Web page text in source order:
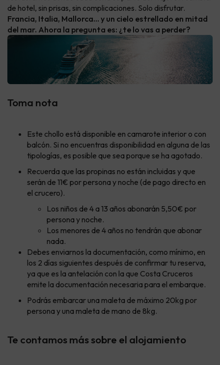
de hotel, sin prisas, sin complicaciones. Solo disfrutar.
Francia, Italia, Mallorca… y un cielo estrellado en mitad
del mar. Ahora la pregunta es: ¿te lo vas a perder?
Toma nota
Este chollo está disponible en camarote interior o con
balcón. Si no encuentras disponibilidad en alguna de las
tipologías, es posible que sea porque se ha agotado.
Recuerda que las propinas no están incluidas y que
serán de 11€ por persona y noche (de pago directo en
el crucero).
Los niños de 4 a 13 años abonarán 5,50€ por
persona y noche.
Los menores de 4 años no tendrán que abonar
nada.
Debes enviarnos la documentación, como mínimo, en
los 2 días siguientes después de confirmar tu reserva,
ya que es la antelación con la que Costa Cruceros
emite la documentación necesaria para el embarque.
Podrás embarcar una maleta de máximo 20kg por
persona y una maleta de mano de 8kg.
Te contamos más sobre el alojamiento